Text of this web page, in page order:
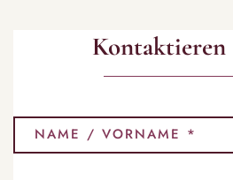
Kontaktieren